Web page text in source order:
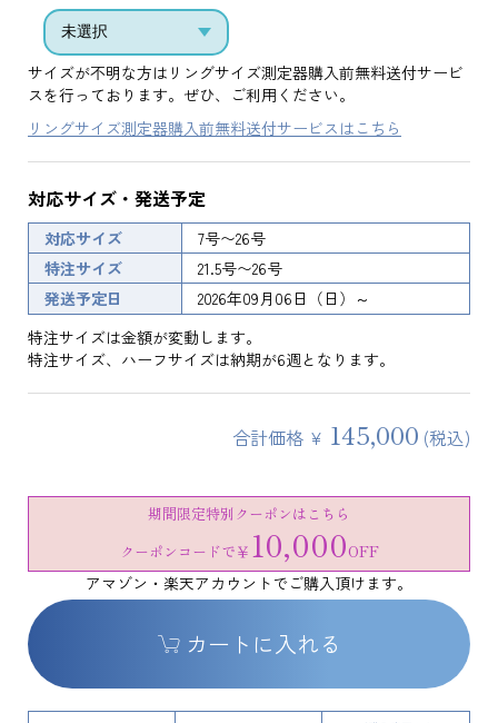
サイズが不明な方はリングサイズ測定器購入前無料送付サービ
スを行っております。ぜひ、ご利用ください。
リングサイズ測定器購入前無料送付サービスはこちら
対応サイズ・発送予定
対応サイズ
7号〜26号
特注サイズ
21.5号〜26号
発送予定日
2026年09月06日（日）～
特注サイズは金額が変動します。
特注サイズ、ハーフサイズは納期が6週となります。
合計価格 ¥ 145,000 (税込)
期間限定特別クーポンはこちら
クーポンコードで￥ 10,000OFF
アマゾン・楽天アカウントでご購入頂けます。
カートに入れる